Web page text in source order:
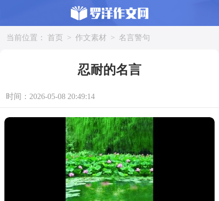
当前位置： 首页 > 作文素材 > 名言警句
忍耐的名言
时间：2026-05-08 20:49:14